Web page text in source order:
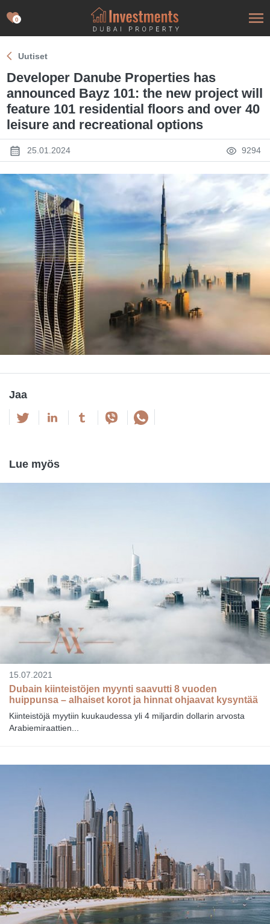
0
Uutiset
Developer Danube Properties has
announced Bayz 101: the new project will
feature 101 residential floors and over 40
leisure and recreational options
25.01.2024 9294
Jaa
Lue myös
15.07.2021
Dubain kiinteistöjen myynti saavutti 8 vuoden
huippunsa – alhaiset korot ja hinnat ohjaavat kysyntää
Kiinteistöjä myytiin kuukaudessa yli 4 miljardin dollarin arvosta
Arabiemiraattien...